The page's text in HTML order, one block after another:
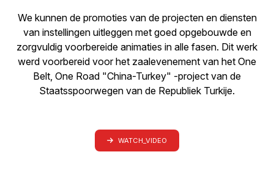
We kunnen de promoties van de projecten en diensten
van instellingen uitleggen met goed opgebouwde en
zorgvuldig voorbereide animaties in alle fasen. Dit werk
werd voorbereid voor het zaalevenement van het One
Belt, One Road "China-Turkey" -project van de
Staatsspoorwegen van de Republiek Turkije.
WATCH_VIDEO